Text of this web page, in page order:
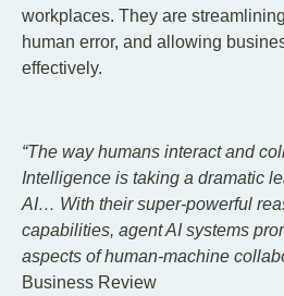
workplaces. They are
human error, and allowing
effectively.
“The way humans interact and
Intelligence is taking a dramatic
AI… With their super-powerful
capabilities, agent AI systems
aspects of human-machine
Business Review